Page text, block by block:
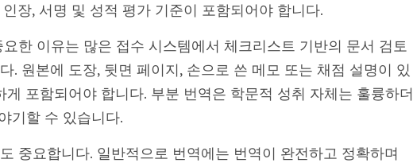
장, 서명 및 성적 평가 기준이 포함되어야 합니다.
한 이유는 많은 접수 시스템에서 체크리스트 기반의 문서 검토
. 원본에 도장, 뒷면 페이지, 손으로 쓴 메모 또는 채점 설명이 있
게 포함되어야 합니다. 부분 번역은 학문적 성취 자체는 훌륭하더
기할 수 있습니다.
중요합니다. 일반적으로 번역에는 번역이 완전하고 정확하며